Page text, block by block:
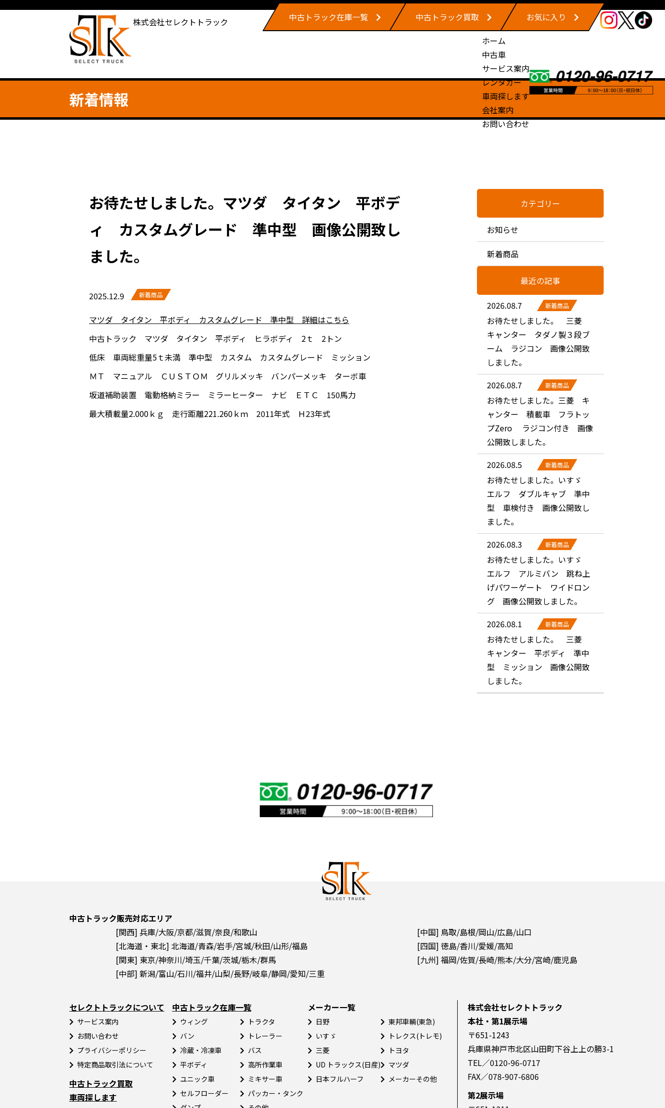
株式会社セレクトトラック 中古トラック在庫一覧 中古トラック買取
お気に入り
ホーム
中古車
サービス案内
レンタカー
車両探します
会社案内
お問い合わせ
新着情報
お待たせしました。マツダ タイタン 平ボデ
ィ カスタムグレード 準中型 画像公開致し
ました。
2025.12.9 新着商品
マツダ タイタン 平ボディ カスタムグレード 準中型 詳細はこちら
中古トラック マツダ タイタン 平ボディ ヒラボディ 2ｔ 2トン
低床 車両総重量5ｔ未満 準中型 カスタム カスタムグレード ミッション
ＭＴ マニュアル ＣＵＳＴＯＭ グリルメッキ バンパーメッキ ターボ車
坂道補助装置 電動格納ミラー ミラーヒーター ナビ ＥＴＣ 150馬力
最大積載量2.000ｋｇ 走行距離221.260ｋｍ 2011年式 Ｈ23年式
カテゴリー
お知らせ
新着商品
最近の記事
2026.08.7 新着商品
お待たせしました。 三菱
キャンター タダノ製３段ブ
ーム ラジコン 画像公開致
しました。
2026.08.7
新着商品
お待たせしました。三菱 キ
ャンター 積載車 フラトッ
プZero ラジコン付き 画像
公開致しました。
2026.08.5
新着商品
お待たせしました。いすゞ
エルフ ダブルキャブ 準中
型 車検付き 画像公開致し
ました。
2026.08.3
新着商品
お待たせしました。いすゞ
エルフ アルミバン 跳ね上
げパワーゲート ワイドロン
グ 画像公開致しました。
2026.08.1
新着商品
お待たせしました。 三菱
キャンター 平ボディ 準中
型 ミッション 画像公開致
しました。
中古トラック販売対応エリア
[関西] 兵庫/大阪/京都/滋賀/奈良/和歌山
[北海道・東北] 北海道/青森/岩手/宮城/秋田/山形/福島
[関東] 東京/神奈川/埼玉/千葉/茨城/栃木/群馬
[中部] 新潟/富山/石川/福井/山梨/長野/岐阜/静岡/愛知/三重
[中国] 鳥取/島根/岡山/広島/山口
[四国] 徳島/香川/愛媛/高知
[九州] 福岡/佐賀/長崎/熊本/大分/宮崎/鹿児島
セレクトトラックについて
サービス案内
お問い合わせ
プライバシーポリシー
特定商品取引法について
中古トラック買取
車両探します
中古トラック在庫一覧
ウィング
バン
冷蔵・冷凍車
平ボディ
ユニック車
セルフローダー
トラクタ
トレーラー
バス
高所作業車
ミキサー車
パッカー・タンク
メーカー一覧
日野
いすゞ
三菱
UD トラックス(日産)
日本フルハーフ
東邦車輛(東急)
トレクス(トレモ)
トヨタ
マツダ
メーカーその他
株式会社セレクトトラック
本社・第1展示場
〒651-1243
兵庫県神戸市北区山田町下谷上上の勝3-1
TEL／0120-96-0717
FAX／078-907-6806
第2展示場